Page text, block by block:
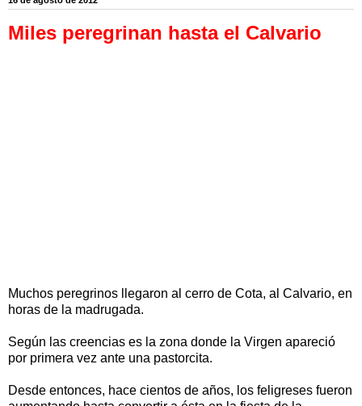
Miles peregrinan hasta el Calvario
Muchos peregrinos llegaron al cerro de Cota, al Calvario, en
horas de la madrugada.
Según las creencias es la zona donde la Virgen apareció
por primera vez ante una pastorcita.
Desde entonces, hace cientos de años, los feligreses fueron